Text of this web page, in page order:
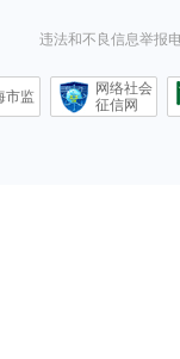
违法和不良信息举报
市监
网络社会
征信网